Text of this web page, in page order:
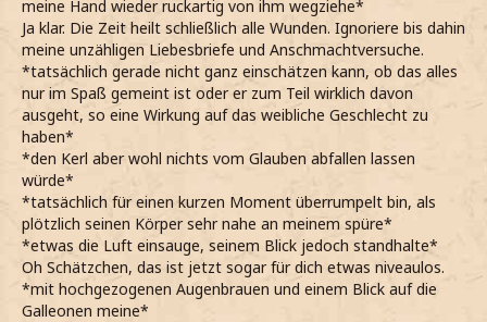
meine Hand wieder ruckartig von ihm wegziehe*
Ja klar. Die Zeit heilt schließlich alle Wunden. Ignoriere bis dahin
meine unzähligen Liebesbriefe und Anschmachtversuche.
*tatsächlich gerade nicht ganz einschätzen kann, ob das alles
nur im Spaß gemeint ist oder er zum Teil wirklich davon
ausgeht, so eine Wirkung auf das weibliche Geschlecht zu
haben*
*den Kerl aber wohl nichts vom Glauben abfallen lassen
würde*
*tatsächlich für einen kurzen Moment überrumpelt bin, als
plötzlich seinen Körper sehr nahe an meinem spüre*
*etwas die Luft einsauge, seinem Blick jedoch standhalte*
Oh Schätzchen, das ist jetzt sogar für dich etwas niveaulos.
*mit hochgezogenen Augenbrauen und einem Blick auf die
Galleonen meine*